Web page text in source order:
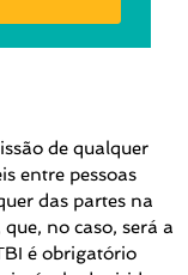
de qualquer
entre pessoas
das partes na
no caso, será a
é obrigatório